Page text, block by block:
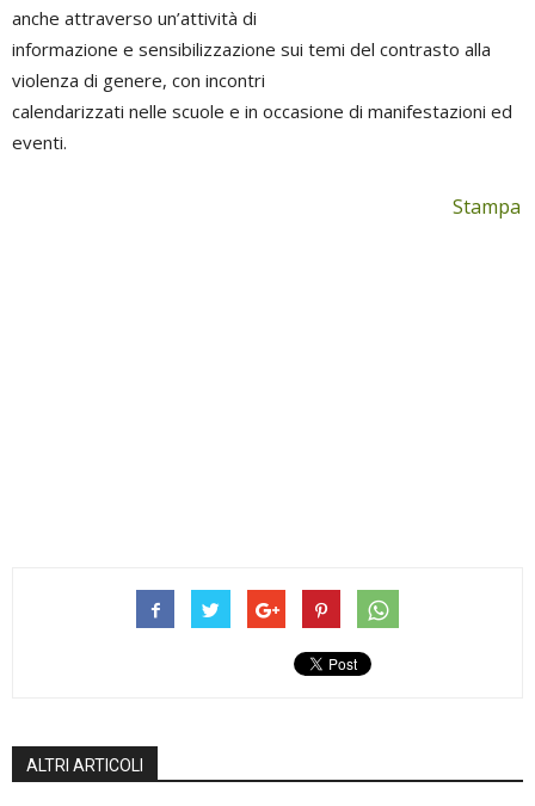
anche attraverso un’attività di
informazione e sensibilizzazione sui temi del contrasto alla
violenza di genere, con incontri
calendarizzati nelle scuole e in occasione di manifestazioni ed
eventi.
Stampa
ALTRI ARTICOLI